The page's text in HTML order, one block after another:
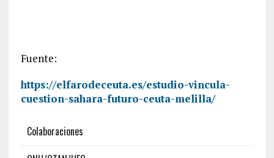
Fuente:
https://elfarodeceuta.es/estudio-vincula-
cuestion-sahara-futuro-ceuta-melilla/
Colaboraciones